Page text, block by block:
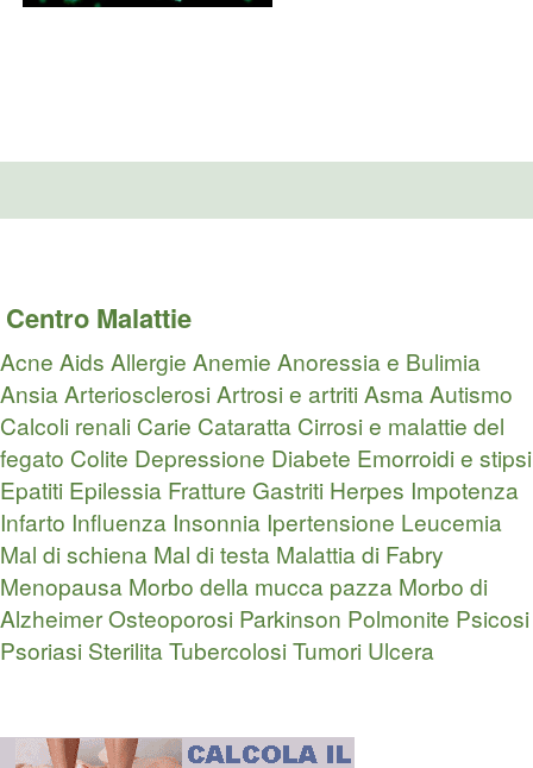
Centro Malattie
Acne Aids Allergie Anemie Anoressia e Bulimia
AnsiaArteriosclerosiArtrosi e artritiAsmaAutismo
Calcoli renali Carie Cataratta Cirrosi e malattie del
fegato Colite Depressione Diabete Emorroidi e stipsi
Epatiti Epilessia Fratture Gastriti Herpes Impotenza
Infarto Influenza Insonnia Ipertensione Leucemia
Mal di schiena Mal di testa Malattia di Fabry
Menopausa Morbo della mucca pazza Morbo di
AlzheimerOsteoporosi Parkinson Polmonite Psicosi
Psoriasi SterilitaTubercolosiTumori Ulcera